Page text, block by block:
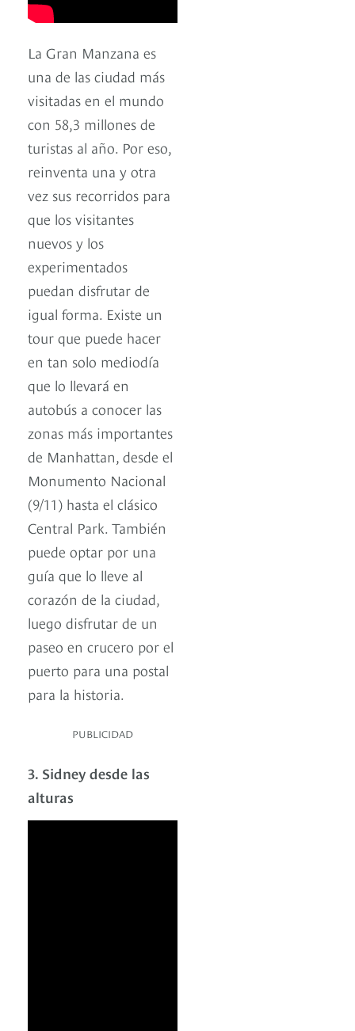
La Gran Manzana es
una de las ciudad más
visitadas en el mundo
con 58,3 millones de
turistas al año. Por eso,
reinventa una y otra
vez sus recorridos para
que los visitantes
nuevos y los
experimentados
puedan disfrutar de
igual forma. Existe un
tour que puede hacer
en tan solo mediodía
que lo llevará en
autobús a conocer las
zonas más importantes
de Manhattan, desde el
Monumento Nacional
(9/11) hasta el clásico
Central Park. También
puede optar por una
guía que lo lleve al
corazón de la ciudad,
luego disfrutar de un
paseo en crucero por el
puerto para una postal
para la historia.
PUBLICIDAD
3. Sidney desde las
alturas